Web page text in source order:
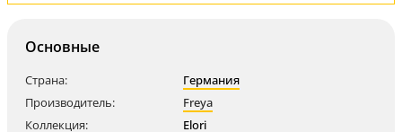
Основные
Страна:
Германия
Производитель:
Freya
Коллекция:
Elori